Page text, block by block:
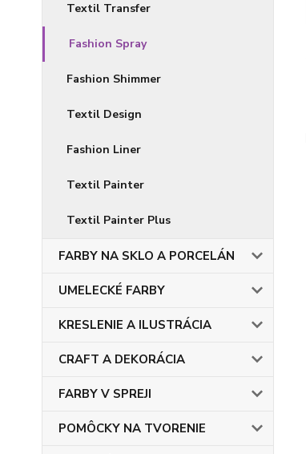
Textil Transfer
Fashion Spray
Fashion Shimmer
Textil Design
Fashion Liner
Textil Painter
Textil Painter Plus
FARBY NA SKLO A PORCELÁN
UMELECKÉ FARBY
KRESLENIE A ILUSTRÁCIA
CRAFT A DEKORÁCIA
FARBY V SPREJI
POMÔCKY NA TVORENIE